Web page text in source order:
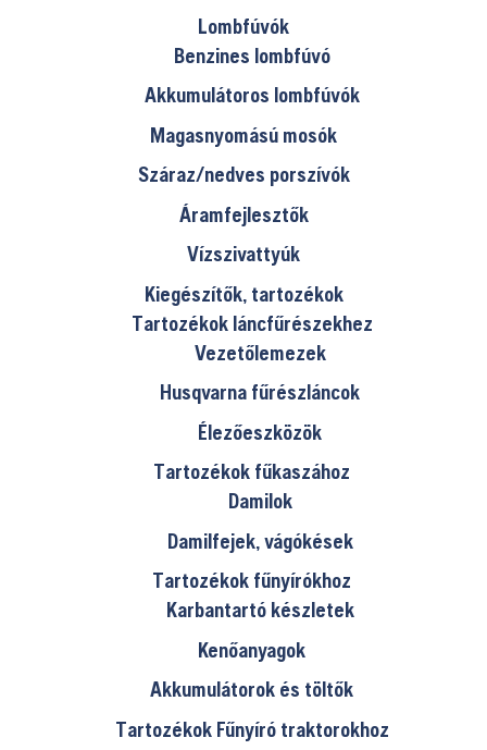
Lombfúvók
Benzines lombfúvó
Akkumulátoros lombfúvók
Magasnyomású mosók
Száraz/nedves porszívók
Áramfejlesztők
Vízszivattyúk
Kiegészítők, tartozékok
Tartozékok láncfűrészekhez
Vezetőlemezek
Husqvarna fűrészláncok
Élezőeszközök
Tartozékok fűkaszához
Damilok
Damilfejek, vágókések
Tartozékok fűnyírókhoz
Karbantartó készletek
Kenőanyagok
Akkumulátorok és töltők
Tartozékok Fűnyíró traktorokhoz